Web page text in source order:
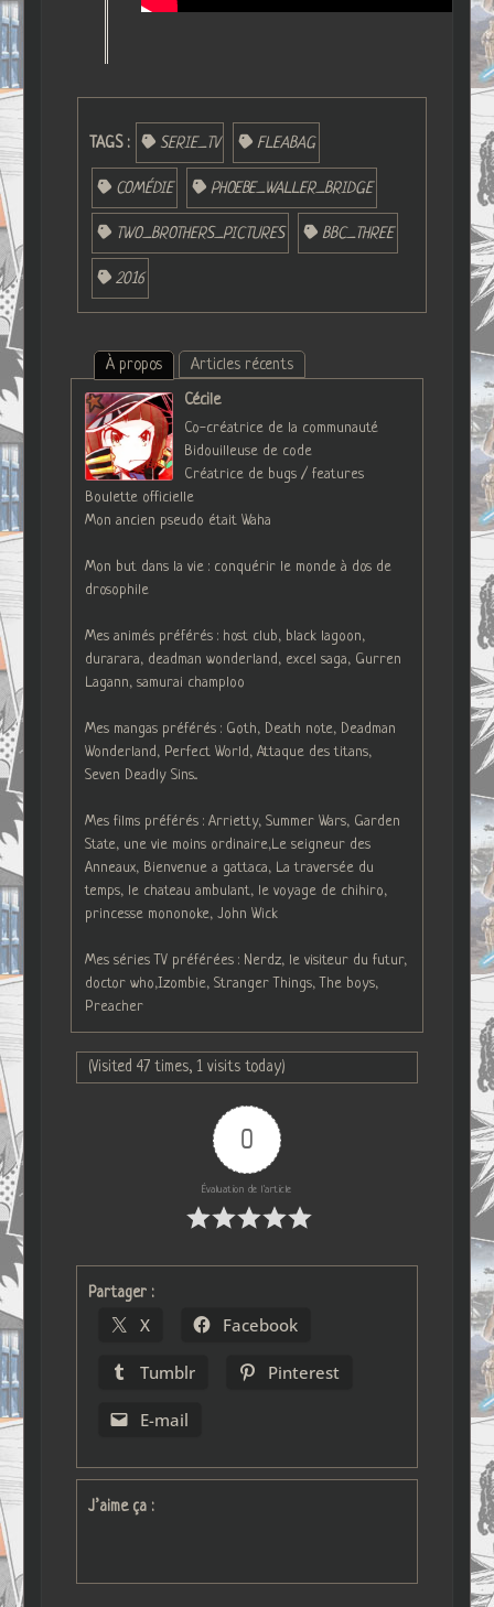
TAGS : SERIE_TV FLEABAG
COMÉDIE PHOEBE_WALLER_BRIDGE
TWO_BROTHERS_PICTURES BBC_THREE
2016
À propos
Articles récents
Cécile
Co-créatrice de la communauté
Bidouilleuse de code
Créatrice de bugs / features
Boulette officielle
Mon ancien pseudo était Waha
Mon but dans la vie : conquérir le monde à dos de
drosophile
Mes animés préférés : host club, black lagoon,
durarara, deadman wonderland, excel saga, Gurren
Lagann, samurai champloo
Mes mangas préférés : Goth, Death note, Deadman
Wonderland, Perfect World, Attaque des titans,
Seven Deadly Sins...
Mes films préférés : Arrietty, Summer Wars, Garden
State, une vie moins ordinaire,Le seigneur des
Anneaux, Bienvenue a gattaca, La traversée du
temps, le chateau ambulant, le voyage de chihiro,
princesse mononoke, John Wick
Mes séries TV préférées : Nerdz, le visiteur du futur,
doctor who,Izombie, Stranger Things, The boys,
Preacher
(Visited 47 times, 1 visits today)
0
Évaluation de l'article
Partager :
X Facebook
Tumblr Pinterest
E-mail
J’aime ça :